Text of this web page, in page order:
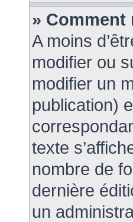
»
A moins
modifier ou
modifier un
publication)
texte
nombre de
dernière
un